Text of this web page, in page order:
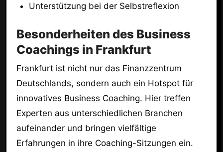
Unterstützung bei der Selbstreflexion
Besonderheiten des Business
Coachings in Frankfurt
Frankfurt ist nicht nur das Finanzzentrum
Deutschlands, sondern auch ein Hotspot für
innovatives Business Coaching. Hier treffen
Experten aus unterschiedlichen Branchen
aufeinander und bringen vielfältige
Erfahrungen in ihre Coaching-Sitzungen ein.